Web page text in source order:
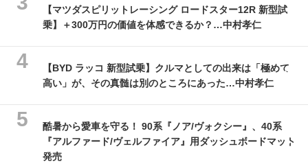
【マツダスピリットレーシング ロードスター12R 新型試
乗】＋300万円の価値を体感できるか？…中村孝仁
【BYD ラッコ 新型試乗】クルマとしての出来は「極めて
高い」が、その真髄は別のところにあった…中村孝仁
酷暑から愛車を守る！ 90系『ノア/ヴォクシー』、40系
『アルファード/ヴェルファイア』用ダッシュボードマット
発売